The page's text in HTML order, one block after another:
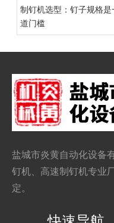
制钉机选型：钉子规格是
道门槛
盐城市炎黄自动化设备
钉机、 高速制钉机专业
定。